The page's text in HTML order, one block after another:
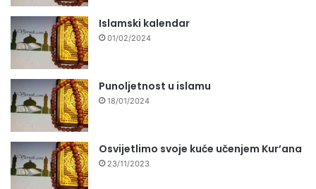
Islamski kalendar
01/02/2024
Punoljetnost u islamu
18/01/2024
Osvijetlimo svoje kuće učenjem Kur’ana
23/11/2023